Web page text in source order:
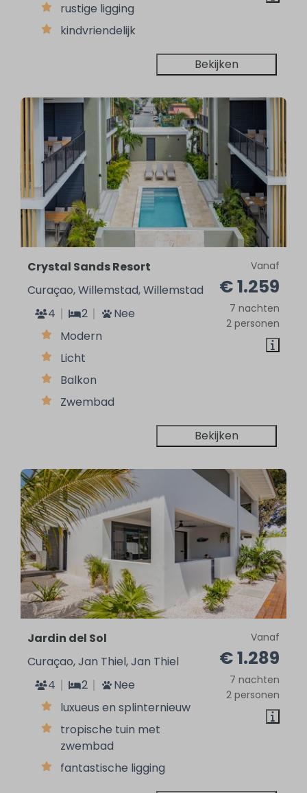
rustige ligging
kindvriendelijk
Bekijken
Vanaf
€ 1.259
7 nachten
2 personen
Crystal Sands Resort
Curaçao, Willemstad, Willemstad
4
2
Nee
Modern
Licht
Balkon
Zwembad
Bekijken
Vanaf
€ 1.289
7 nachten
2 personen
Jardin del Sol
Curaçao, Jan Thiel, Jan Thiel
4
2
Nee
luxueus en splinternieuw
tropische tuin met
zwembad
fantastische ligging